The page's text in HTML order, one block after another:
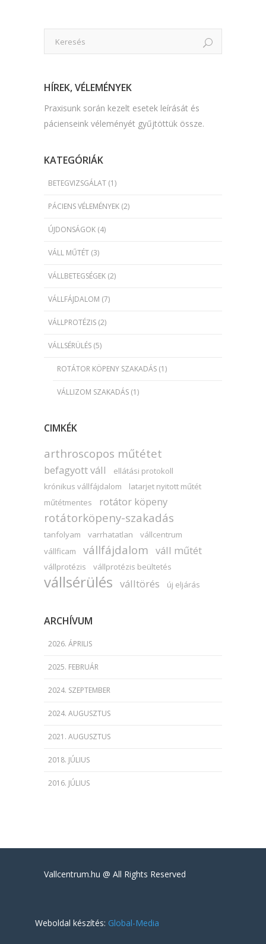
HÍREK, VÉLEMÉNYEK
Praxisunk során kezelt esetek leírását és
pácienseink véleményét gyűjtöttük össze.
KATEGÓRIÁK
BETEGVIZSGÁLAT (1)
PÁCIENS VÉLEMÉNYEK (2)
ÚJDONSÁGOK (4)
VÁLL MŰTÉT (3)
VÁLLBETEGSÉGEK (2)
VÁLLFÁJDALOM (7)
VÁLLPROTÉZIS (2)
VÁLLSÉRÜLÉS (5)
ROTÁTOR KÖPENY SZAKADÁS (1)
VÁLLIZOM SZAKADÁS (1)
CIMKÉK
arthroscopos műtétet
befagyott váll
ellátási protokoll
krónikus vállfájdalom
latarjet nyitott műtét
műtétmentes
rotátor köpeny
rotátorköpeny-szakadás
tanfolyam varrhatatlan
vállcentrum
vállficam
vállfájdalom váll műtét
vállprotézis vállprotézis beültetés
vállsérülés válltörés új eljárás
ARCHÍVUM
2026. ÁPRILIS
2025. FEBRUÁR
2024. SZEPTEMBER
2024. AUGUSZTUS
2021. AUGUSZTUS
2018. JÚLIUS
2016. JÚLIUS
Vallcentrum.hu @ All Rights Reserved
Weboldal készítés: Global-Media